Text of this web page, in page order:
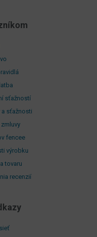
sťažností
a sťažnosti
fencee
výrobku
tovaru
recenzií